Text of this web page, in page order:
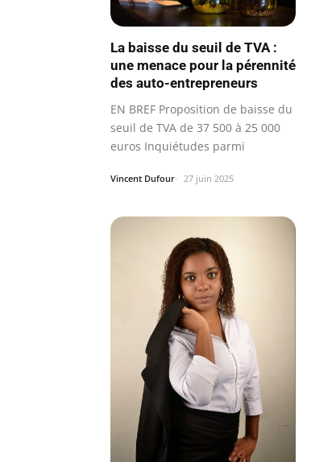
La baisse du seuil de TVA :
une menace pour la pérennité
des auto-entrepreneurs
EN BREF Proposition de baisse du
seuil de TVA de 37 500 à 25 000
euros Inquiétudes parmi
Vincent Dufour 27 juin 2025